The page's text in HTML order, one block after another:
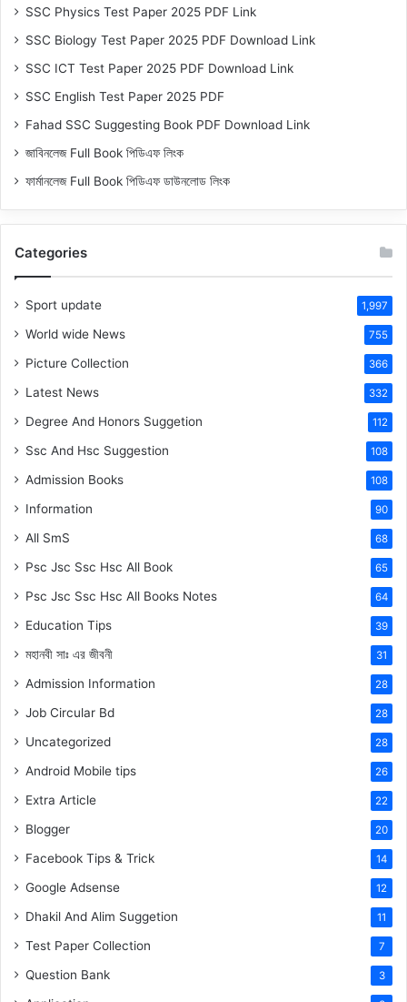
SSC Physics Test Paper 2025 PDF Link
SSC Biology Test Paper 2025 PDF Download Link
SSC ICT Test Paper 2025 PDF Download Link
SSC English Test Paper 2025 PDF
Fahad SSC Suggesting Book PDF Download Link
জাবিনলেজ Full Book পিডিএফ লিংক
ফার্মানলেজ Full Book পিডিএফ ডাউনলোড লিংক
Categories
Sport update 1,997
World wide News 755
Picture Collection 366
Latest News 332
Degree And Honors Suggetion 112
Ssc And Hsc Suggestion 108
Admission Books 108
Information 90
All SmS 68
Psc Jsc Ssc Hsc All Book 65
Psc Jsc Ssc Hsc All Books Notes 64
Education Tips 39
মহানবী সাঃ এর জীবনী 31
Admission Information 28
Job Circular Bd 28
Uncategorized 28
Android Mobile tips 26
Extra Article 22
Blogger 20
Facebook Tips & Trick 14
Google Adsense 12
Dhakil And Alim Suggetion 11
Test Paper Collection 7
Question Bank 3